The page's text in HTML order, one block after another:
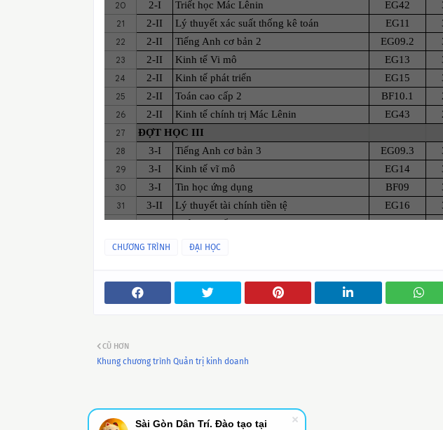
CHƯƠNG TRÌNH ĐẠI HỌC
CŨ HƠN
Khung chương trình Quản trị kinh doanh
Sài Gòn Dân Trí. Đào tạo tại